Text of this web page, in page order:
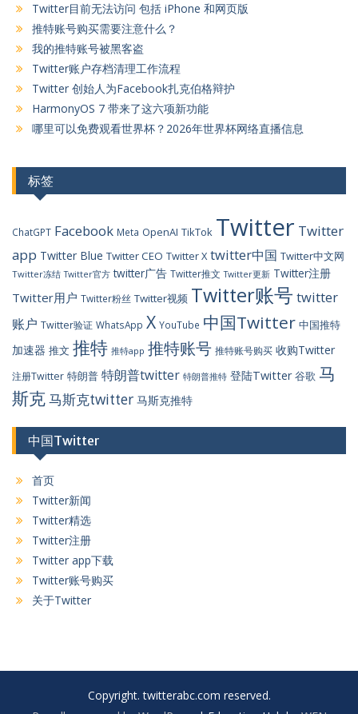
Twitter目前无法访问 包括 iPhone 和网页版
推特账号购买需要注意什么？
我的推特账号被黑客盗
Twitter账户存档清理工作流程
Twitter 创始人为Facebook扎克伯格辩护
HarmonyOS 7 带来了这六项新功能
哪里可以免费观看世界杯？2026年世界杯网络直播信息
标签
ChatGPT Facebook Meta OpenAI TikTok Twitter Twitter
app Twitter Blue Twitter CEO Twitter X twitter中国 Twitter中文网
Twitter冻结 Twitter官方 twitter广告 Twitter推文 Twitter更新 Twitter注册
Twitter用户 Twitter粉丝 Twitter视频 Twitter账号 twitter
账户 Twitter验证 WhatsApp X YouTube 中国Twitter 中国推特
加速器 推文 推特 推特app 推特账号 推特账号购买 收购Twitter
注册Twitter 特朗普 特朗普twitter 特朗普推特 登陆Twitter 谷歌 马
斯克马斯克twitter 马斯克推特
中国Twitter
首页
Twitter新闻
Twitter精选
Twitter注册
Twitter app下载
Twitter账号购买
关于Twitter
Copyright. twitterabc.com reserved.